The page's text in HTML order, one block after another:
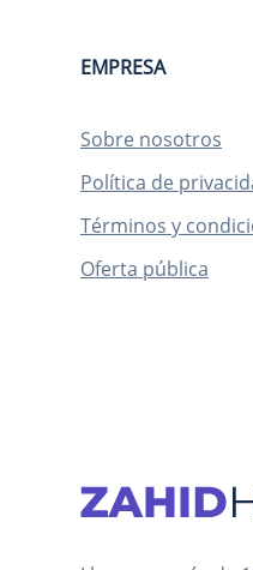
EMPRESA
Sobre nosotros
Política de
Términos y
Oferta pública